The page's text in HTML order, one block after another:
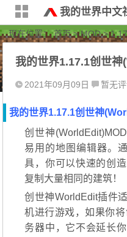
我的世界中文
现在位置：首页>MOD>
我的世界1.17.1创世
2021年09月09日 暂无
我的世界1.17.1创世神
创世神
易用的地图编辑器。
具，你可以快速的创
复制大量相同的建筑！
创世神WorldEdit插件
机进行游戏，如果你
务器中，它不会延长